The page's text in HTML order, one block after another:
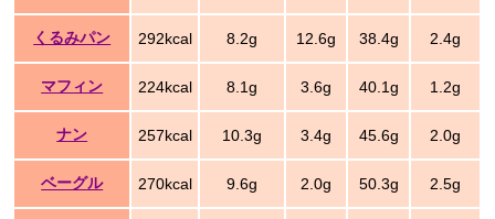
くるみパン 292kcal 8.2g 12.6g 38.4g 2.4g
マフィン 224kcal 8.1g 3.6g 40.1g 1.2g
ナン 257kcal 10.3g 3.4g 45.6g 2.0g
ベーグル 270kcal 9.6g 2.0g 50.3g 2.5g